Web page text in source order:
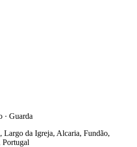
· Guarda
Largo da Igreja, Alcaria, Fundão,
Portugal